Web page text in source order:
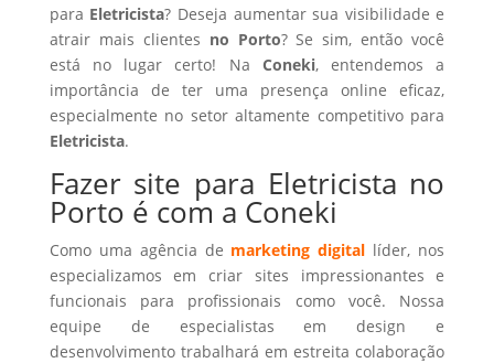
para Eletricista? Deseja aumentar sua visibilidade e
atrair mais clientes no Porto? Se sim, então você
está no lugar certo! Na Coneki, entendemos a
importância de ter uma presença online eficaz,
especialmente no setor altamente competitivo para
Eletricista.
Fazer site para Eletricista no
Porto é com a Coneki
Como uma agência de marketing digital líder, nos
especializamos em criar sites impressionantes e
funcionais para profissionais como você. Nossa
equipe de especialistas em design e
desenvolvimento trabalhará em estreita colaboração